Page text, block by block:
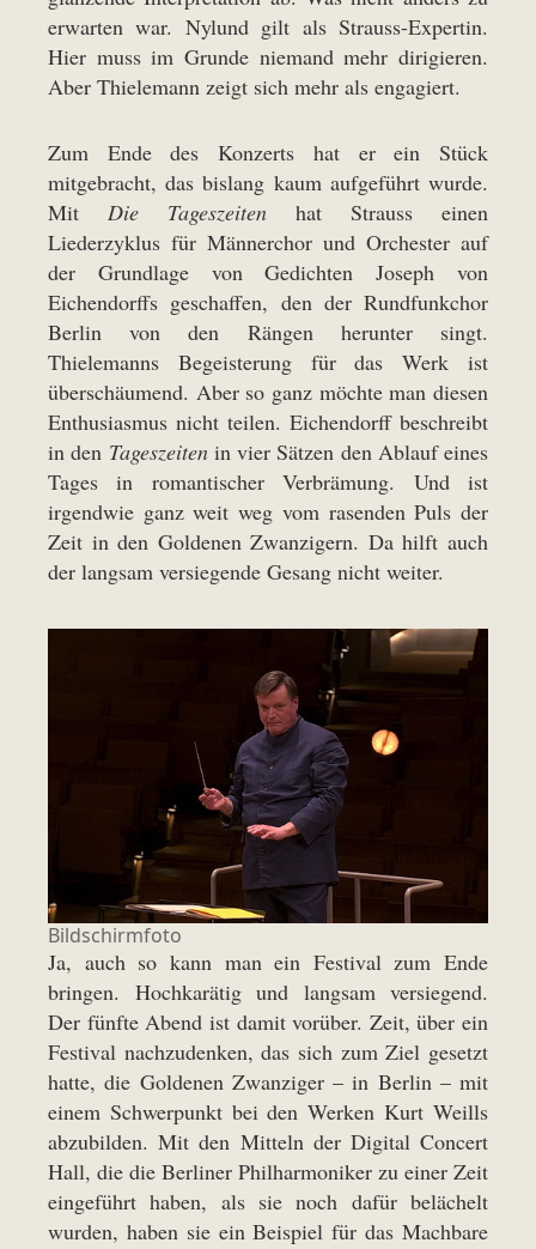
erwarten war. Nylund gilt als Strauss-Expertin.
Hier muss im Grunde niemand mehr dirigieren.
Aber Thielemann zeigt sich mehr als engagiert.
Zum Ende des Konzerts hat er ein Stück
mitgebracht, das bislang kaum aufgeführt wurde.
Mit Die Tageszeiten hat Strauss einen
Liederzyklus für Männerchor und Orchester auf
der Grundlage von Gedichten Joseph von
Eichendorffs geschaffen, den der Rundfunkchor
Berlin von den Rängen herunter singt.
Thielemanns Begeisterung für das Werk ist
überschäumend. Aber so ganz möchte man diesen
Enthusiasmus nicht teilen. Eichendorff beschreibt
in den Tageszeitenin vier Sätzen den Ablauf eines
Tages in romantischer Verbrämung. Und ist
irgendwie ganz weit weg vom rasenden Puls der
Zeit in den Goldenen Zwanzigern. Da hilft auch
der langsam versiegende Gesang nicht weiter.
Bildschirmfoto
Ja, auch so kann man ein Festival zum Ende
bringen. Hochkarätig und langsam versiegend.
Der fünfte Abend ist damit vorüber. Zeit, über ein
Festival nachzudenken, das sich zum Ziel gesetzt
hatte, die Goldenen Zwanziger – in Berlin – mit
einem Schwerpunkt bei den Werken Kurt Weills
abzubilden. Mit den Mitteln der Digital Concert
Hall, die die Berliner Philharmoniker zu einer Zeit
eingeführt haben, als sie noch dafür belächelt
wurden, haben sie ein Beispiel für das Machbare